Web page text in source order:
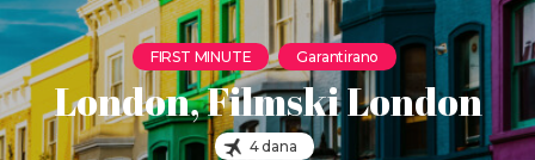
FIRST MINUTE Garantirano
London, Filmski London
4 dana